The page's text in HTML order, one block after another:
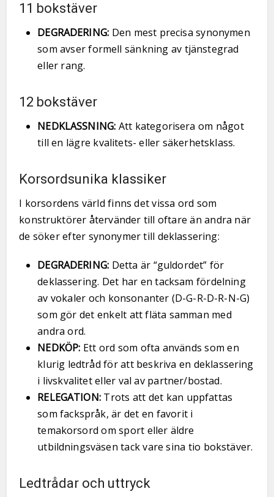
11 bokstäver
DEGRADERING: Den mest precisa synonymen
som avser formell sänkning av tjänstegrad
eller rang.
12 bokstäver
NEDKLASSNING: Att kategorisera om något
till en lägre kvalitets- eller säkerhetsklass.
Korsordsunika klassiker
I korsordens värld finns det vissa ord som
konstruktörer återvänder till oftare än andra när
de söker efter synonymer till deklassering:
DEGRADERING: Detta är “guldordet” för
deklassering. Det har en tacksam fördelning
av vokaler och konsonanter (D-G-R-D-R-N-G)
som gör det enkelt att fläta samman med
andra ord.
NEDKÖP: Ett ord som ofta används som en
klurig ledtråd för att beskriva en deklassering
i livskvalitet eller val av partner/bostad.
RELEGATION:Trots att det kan uppfattas
som fackspråk, är det en favorit i
temakorsord om sport eller äldre
utbildningsväsen tack vare sina tio bokstäver.
Ledtrådar och uttryck